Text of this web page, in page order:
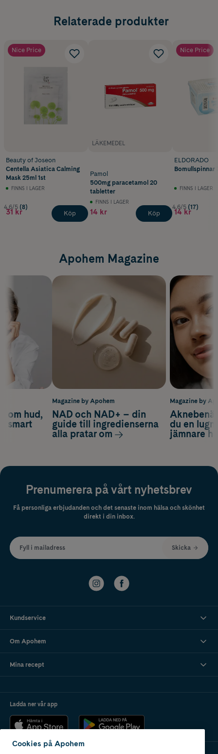
Relaterade produkter
Nice Price
Beauty of Joseon
Centella Asiatica Calming
Mask 25ml 1st
FINNS I LAGER
4.6/5 (8)
31 kr Köp
LÄKEMEDEL
Pamol
500mg paracetamol 20
tabletter
FINNS I LAGER
14 kr Köp
Nice Price
ELDORADO
Bomullspinnar
FINNS I LAGER
4.6/5 (17)
14 kr
Apohem Magazine
Magazine by
du en
jämnare
om hud,
smart
Magazine by Apohem
NAD och NAD+ – din
guide till ingredienserna
alla pratar om
Prenumerera på vårt nyhetsbrev
Få personliga erbjudanden och det senaste inom hälsa och skönhet
direkt i din inbox.
Fyll i mailadress Skicka
Kundservice
Om Apohem
Mina recept
Ladda ner vår app
Cookies på Apohem